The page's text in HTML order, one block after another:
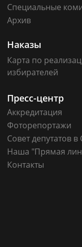
Специальные
Архив
Наказы
Карта по
избирателей
Пресс-центр
Аккредитация
Фоторепортажи
Совет депутатов
Наша "Прямая
Контакты